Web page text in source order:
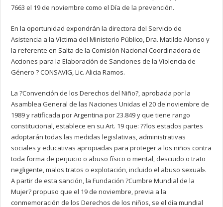
7663 el 19 de noviembre como el Día de la prevención.
En la oportunidad expondrán la directora del Servicio de
Asistencia a la Víctima del Ministerio Público, Dra. Matilde Alonso y
la referente en Salta de la Comisión Nacional Coordinadora de
Acciones para la Elaboración de Sanciones de la Violencia de
Género ? CONSAVIG, Lic. Alicia Ramos.
La ?Convención de los Derechos del Niño?, aprobada por la
Asamblea General de las Naciones Unidas el 20 de noviembre de
1989 y ratificada por Argentina por 23.849 y que tiene rango
constitucional, establece en su Art. 19 que: ??los estados partes
adoptarán todas las medidas legislativas, administrativas
sociales y educativas apropiadas para proteger a los niños contra
toda forma de perjuicio o abuso físico o mental, descuido o trato
negligente, malos tratos o explotación, incluido el abuso sexual».
A partir de esta sanción, la Fundación ?Cumbre Mundial de la
Mujer? propuso que el 19 de noviembre, previa a la
conmemoración de los Derechos de los niños, se el día mundial